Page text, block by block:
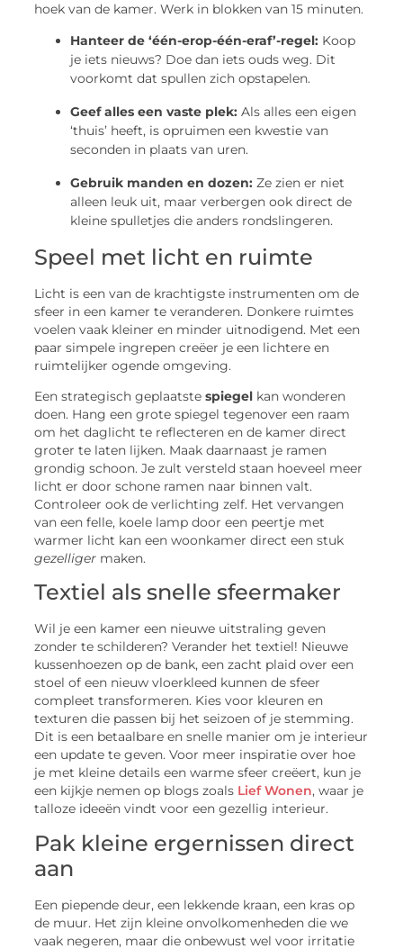
hoek van de kamer. Werk in blokken van 15 minuten.
Hanteer de ‘één-erop-één-eraf’-regel: Koop
je iets nieuws? Doe dan iets ouds weg. Dit
voorkomt dat spullen zich opstapelen.
Geef alles een vaste plek: Als alles een eigen
‘thuis’ heeft, is opruimen een kwestie van
seconden in plaats van uren.
Gebruik manden en dozen: Ze zien er niet
alleen leuk uit, maar verbergen ook direct de
kleine spulletjes die anders rondslingeren.
Speel met licht en ruimte
Licht is een van de krachtigste instrumenten om de
sfeer in een kamer te veranderen. Donkere ruimtes
voelen vaak kleiner en minder uitnodigend. Met een
paar simpele ingrepen creëer je een lichtere en
ruimtelijker ogende omgeving.
Een strategisch geplaatstespiegel kan wonderen
doen. Hang een grote spiegel tegenover een raam
om het daglicht te reflecteren en de kamer direct
groter te laten lijken. Maak daarnaast je ramen
grondig schoon. Je zult versteld staan hoeveel meer
licht er door schone ramen naar binnen valt.
Controleer ook de verlichting zelf. Het vervangen
van een felle, koele lamp door een peertje met
warmer licht kan een woonkamer direct een stuk
gezelliger maken.
Textiel als snelle sfeermaker
Wil je een kamer een nieuwe uitstraling geven
zonder te schilderen? Verander het textiel! Nieuwe
kussenhoezen op de bank, een zacht plaid over een
stoel of een nieuw vloerkleed kunnen de sfeer
compleet transformeren. Kies voor kleuren en
texturen die passen bij het seizoen of je stemming.
Dit is een betaalbare en snelle manier om je interieur
een update te geven. Voor meer inspiratie over hoe
je met kleine details een warme sfeer creëert, kun je
een kijkje nemen op blogs zoals Lief Wonen, waar je
talloze ideeën vindt voor een gezellig interieur.
Pak kleine ergernissen direct
aan
Een piepende deur, een lekkende kraan, een kras op
de muur. Het zijn kleine onvolkomenheden die we
vaak negeren, maar die onbewust wel voor irritatie